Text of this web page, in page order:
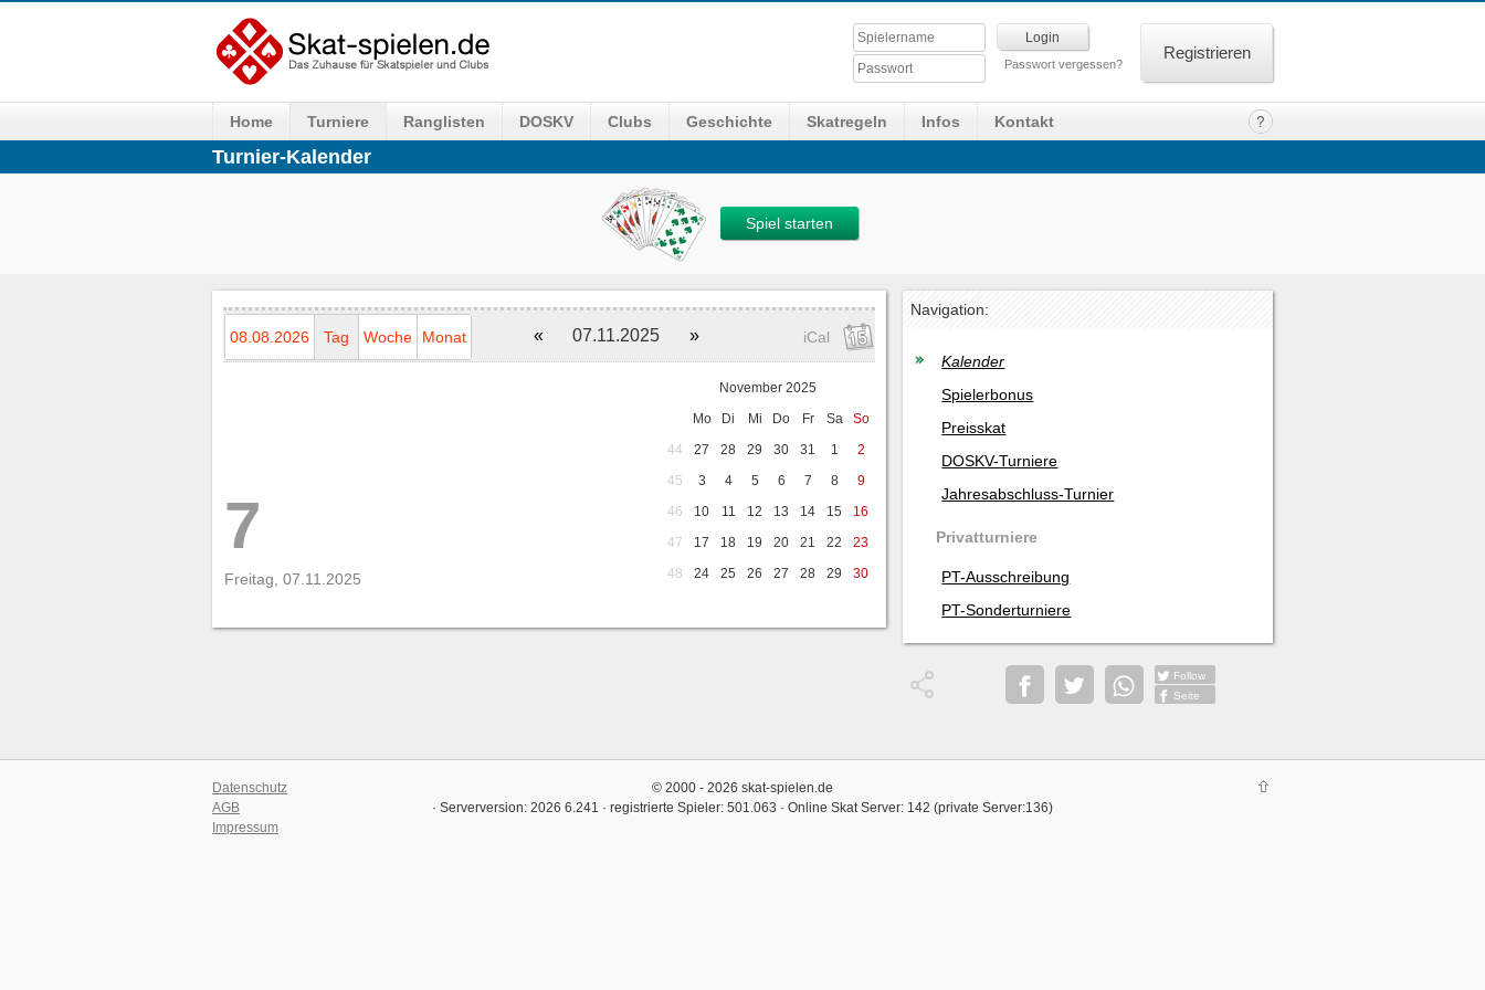
Passwort vergessen?
Registrieren
Home Turniere Ranglisten DOSKV Clubs Geschichte Skatregeln Infos Kontakt
Turnier-Kalender
Spiel starten
08.08.2026 Tag Woche Monat « 07.11.2025 » iCal
7
Freitag, 07.11.2025
November 2025
Mo
Di Mi Do Fr Sa
So
44
27 28 29 30 31 1
2
45
3 4 5 6 7 8
9
46
10 11 12 13 14 15
16
47
17 18 19 20 21 22
23
48
24 25 26 27 28 29 30
Navigation:
Kalender
Spielerbonus
Preisskat
DOSKV-Turniere
Jahresabschluss-Turnier
Privatturniere
PT-Ausschreibung
PT-Sonderturniere
Follow
Seite
Datenschutz
AGB
Impressum
© 2000 - 2026 skat-spielen.de
· Serverversion: 2026 6.241 · registrierte Spieler: 501.063 · Online Skat Server: 142 (private Server:136)